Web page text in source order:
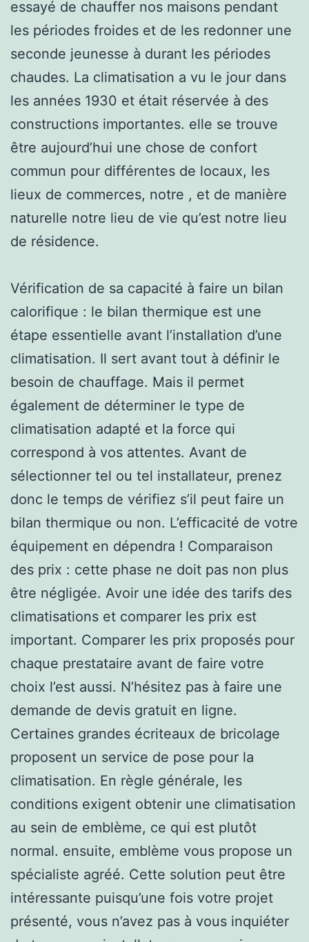
essayé de chauffer nos maisons pendant
les périodes froides et de les redonner une
seconde jeunesse à durant les périodes
chaudes. La climatisation a vu le jour dans
les années 1930 et était réservée à des
constructions importantes. elle se trouve
être aujourd’hui une chose de confort
commun pour différentes de locaux, les
lieux de commerces, notre , et de manière
naturelle notre lieu de vie qu’est notre lieu
de résidence.
Vérification de sa capacité à faire un bilan
calorifique : le bilan thermique est une
étape essentielle avant l’installation d’une
climatisation. Il sert avant tout à définir le
besoin de chauffage. Mais il permet
également de déterminer le type de
climatisation adapté et la force qui
correspond à vos attentes. Avant de
sélectionner tel ou tel installateur, prenez
donc le temps de vérifiez s’il peut faire un
bilan thermique ou non. L’efficacité de votre
équipement en dépendra ! Comparaison
des prix : cette phase ne doit pas non plus
être négligée. Avoir une idée des tarifs des
climatisations et comparer les prix est
important. Comparer les prix proposés pour
chaque prestataire avant de faire votre
choix l’est aussi. N’hésitez pas à faire une
demande de devis gratuit en ligne.
Certaines grandes écriteaux de bricolage
proposent un service de pose pour la
climatisation. En règle générale, les
conditions exigent obtenir une climatisation
au sein de emblème, ce qui est plutôt
normal. ensuite, emblème vous propose un
spécialiste agréé. Cette solution peut être
intéressante puisqu’une fois votre projet
présenté, vous n’avez pas à vous inquiéter